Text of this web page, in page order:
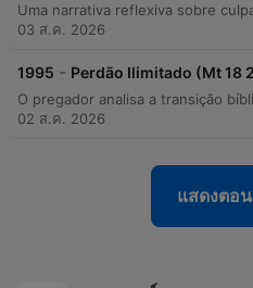
03 ส.ค. 2026
1995 - Perdão Ilimitado (Mt 18
02 ส.ค. 2026
แสดงตอน